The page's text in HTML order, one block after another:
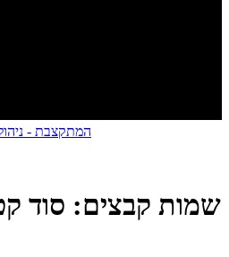
המתקצבת -
שמות קבצים: סוד